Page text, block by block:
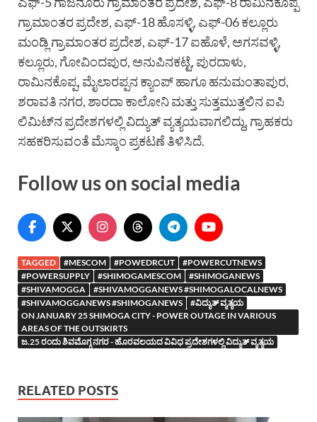
ಗ್ರಾಮಾಂತರ ಪ್ರದೇಶ, ಎಫ್-18 ಹೊಸಳ್ಳಿ, ಎಫ್-06 ಕಲ್ಲೂರು
ಮಂಡ್ಲಿ ಗ್ರಾಮಾಂತರ ಪ್ರದೇಶ, ಎಫ್-17 ಐಹೊಳೆ, ಅಗಸವಳ್ಳಿ,
ಕಲ್ಲೂರು, ಗೋವಿಂದಪುರ, ಅನುಪಿನಕಟ್ಟೆ, ಪುರದಾಳು,
ರಾಮಿನಕೊಪ್ಪ, ಮೈಲಾರಪ್ಪನ ಕ್ಯಾಂಪ್ ಹಾಗೂ ಹನುಮಂತಾಪುರ,
ಶರಾವತಿ ನಗರ, ಶಾರದಾ ಕಾಲೋನಿ ಮತ್ತು ಸುತ್ತಮುತ್ತಲಿನ ಐಪಿ
ಲಿಮಿಟ್‍ನ ಪ್ರದೇಶಗಳಲ್ಲಿ ವಿದ್ಯುತ್ ವ್ಯತ್ಯಯವಾಗಲಿದ್ದು, ಗ್ರಾಹಕರು
ಸಹಕರಿಸುವಂತೆ ಮೆಸ್ಕಾಂ ಪ್ರಕಟಣೆ ತಿಳಿಸಿದೆ.
Follow us on social media
TAGGED #MESCOM #POWEDRCUT
#POWERCUTNEWS
#POWERSUPPLY
#SHIMOGAMESCOM
#SHIMOGANEWS
#SHIVAMOGGA
#SHIVAMOGGANEWS #SHIMOGALOCALNEWS
#SHIVAMOGGANEWS #SHIMOGANEWS
#ವಿದ್ಯುತ್ ವ್ಯತ್ಯಯ
ON JANUARY 25 SHIMOGA CITY - POWER OUTAGE IN VARIOUS
AREAS OF THE OUTSKIRTS
ಜ.25 ರಂದು ಶಿವಮೊಗ್ಗ ನಗರ - ಹೊರವಲಯದ ವಿವಿಧ ಪ್ರದೇಶಗಳಲ್ಲಿ ವಿದ್ಯುತ್ ವ್ಯತ್ಯಯ
RELATED POSTS